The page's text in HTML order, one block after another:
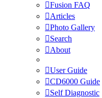
Fusion FAQ
Articles
Photo Gallery
Search
About
User Guide
CD6000 Guide
Self Diagnostic